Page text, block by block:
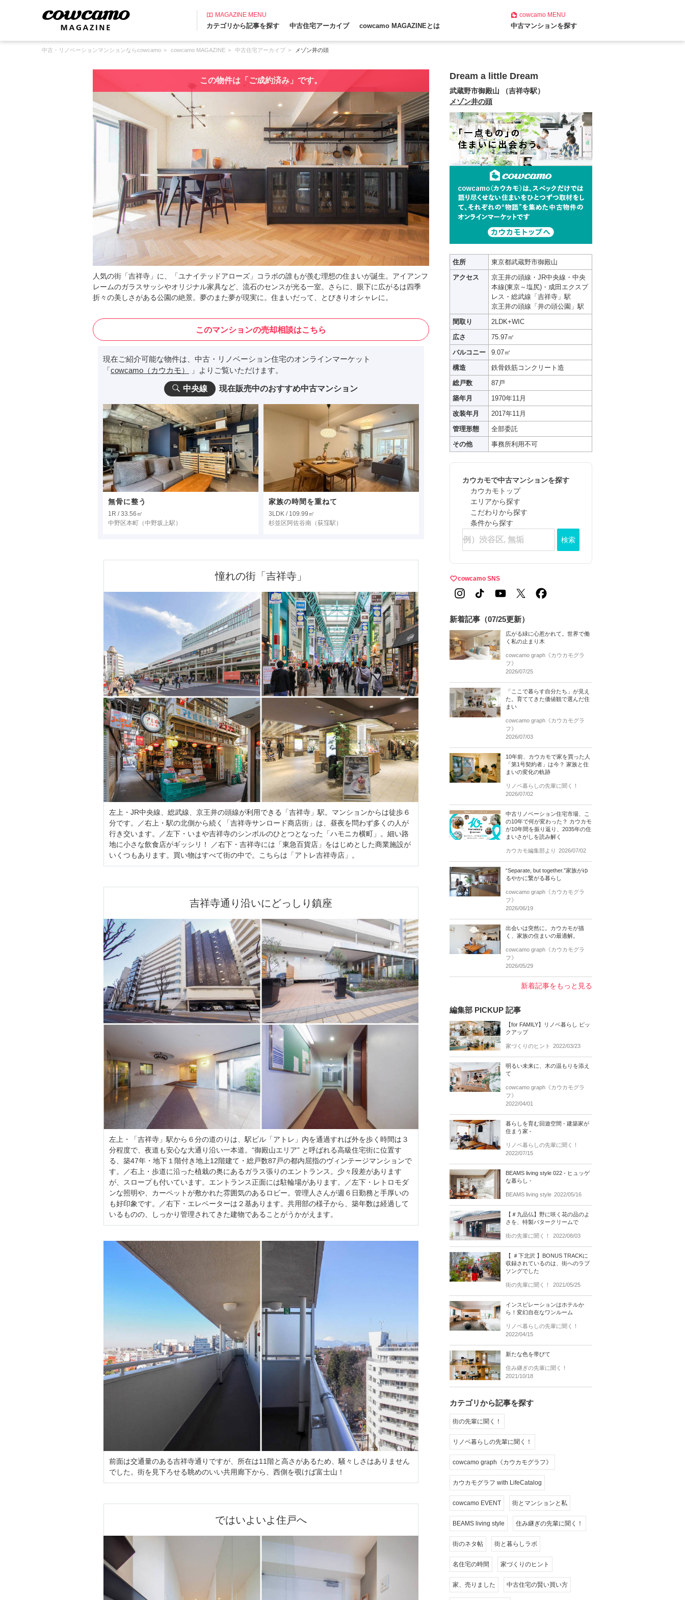
MAGAZINE MENU
カテゴリから記事を探す 中古住宅アーカイブ cowcamo MAGAZINEとは
cowcamoMENU
中古マンションを探す
中古・リノベーションマンションならcowcamo cowcamo MAGAZINE 中古住宅アーカイブ メゾン井の頭
この物件は「ご成約済み」です。
人気の街「吉祥寺」に、「ユナイテッドアローズ」コラボの誰もが羨む理想の住まいが誕生。アイアンフ
レームのガラスサッシやオリジナル家具など、流石のセンスが光る一室。さらに、眼下に広がるは四季
折々の美しさがある公園の絶景。夢のまた夢が現実に。住まいだって、とびきりオシャレに。
このマンションの売却相談はこちら
現在ご紹介可能な物件は、中古・リノベーション住宅のオンラインマーケット
「cowcamo（カウカモ） 」よりご覧いただけます。
中央線 現在販売中のおすすめ中古マンション
無骨に整う
1R / 33.56㎡
中野区本町 （中野坂上駅）
家族の時間を重ねて
3LDK / 109.99㎡
杉並区阿佐谷南 （荻窪駅）
憧れの街「吉祥寺」
左上・JR中央線、総武線、京王井の頭線が利用できる「吉祥寺」駅。マンションからは徒歩６
分です。／右上・駅の北側から続く「吉祥寺サンロード商店街」は、昼夜を問わず多くの人が
行き交います。／左下・いまや吉祥寺のシンボルのひとつとなった「ハモニカ横町」。細い路
地に小さな飲食店がギッシリ！ ／右下・吉祥寺には「東急百貨店」をはじめとした商業施設が
いくつもあります。買い物はすべて街の中で。こちらは「アトレ吉祥寺店」。
吉祥寺通り沿いにどっしり鎮座
左上・「吉祥寺」駅から６分の道のりは、駅ビル「アトレ」内を通過すれば外を歩く時間は３
分程度で、夜道も安心な大通り沿い一本道。“御殿山エリア” と呼ばれる高級住宅街に位置す
る、築47年・地下１階付き地上12階建て・総戸数87戸の都内屈指のヴィンテージマンションで
す。／右上・歩道に沿った植栽の奥にあるガラス張りのエントランス。少々段差があります
が、スロープも付いています。エントランス正面には駐輪場があります。／左下・レトロモダ
ンな照明や、カーペットが敷かれた雰囲気のあるロビー。管理人さんが週６日勤務と手厚いの
も好印象です。／右下・エレベーターは２基あります。共用部の様子から、築年数は経過して
いるものの、しっかり管理されてきた建物であることがうかがえます。
前面は交通量のある吉祥寺通りですが、所在は11階と高さがあるため、騒々しさはありません
でした。街を見下ろせる眺めのいい共用廊下から、西側を覗けば富士山！
ではいよいよ住戸へ
Dream a little Dream
武蔵野市御殿山 （吉祥寺駅）
メゾン井の頭
住所
東京都武蔵野市御殿山
アクセス
京王井の頭線・JR中央線・中央
本線(東京～塩尻)・成田エクスプ
レス・総武線「吉祥寺」駅
京王井の頭線「井の頭公園」駅
間取り
2LDK+WIC
広さ
75.97㎡
バルコニー
9.07㎡
構造
鉄骨鉄筋コンクリート造
総戸数
87戸
築年月
1970年11月
改装年月
2017年11月
管理形態
全部委託
その他
事務所利用不可
カウカモで中古マンションを探す
カウカモトップ
エリアから探す
こだわりから探す
条件から探す
検索
cowcamo SNS
新着記事（07/25更新）
広がる緑に心惹かれて。世界で働
く私の止まり木
cowcamo graph《カウカモグラ
フ》
2026/07/25
「ここで暮らす自分たち」が見え
た。育ててきた価値観で選んだ住
まい
cowcamo graph《カウカモグラ
フ》
2026/07/03
10年前、カウカモで家を買った人
「第1号契約者」は今？ 家族と住
まいの変化の軌跡
リノベ暮らしの先輩に聞く！
2026/07/02
中古リノベーション住宅市場、こ
の10年で何が変わった？ カウカモ
が10年間を振り返り、2035年の住
まいさがしを読み解く
カウカモ編集部より 2026/07/02
“Separate, but together.”家族がゆ
るやかに繋がる暮らし
cowcamo graph《カウカモグラ
フ》
2026/06/19
出会いは突然に。カウカモが描
く、家族の住まいの最適解。
cowcamo graph《カウカモグラ
フ》
2026/05/29
新着記事をもっと見る
編集部 PICKUP 記事
【for FAMILY】リノベ暮らし ピッ
クアップ
家づくりのヒント 2022/03/23
明るい未来に、木の温もりを添え
て
cowcamo graph《カウカモグラ
フ》
2022/04/01
暮らしを育む回遊空間 - 建築家が
住まう家 -
リノベ暮らしの先輩に聞く！
2022/07/15
BEAMS living style 022 - ヒュッゲ
な暮らし -
BEAMS living style 2022/05/16
【＃九品仏】野に咲く花の品のよ
さを、特製バタークリームで
街の先輩に聞く！ 2022/08/03
【 ＃下北沢 】BONUS TRACKに
収録されているのは、街へのラブ
ソングでした
街の先輩に聞く！ 2021/05/25
インスピレーションはホテルか
ら！変幻自在なワンルーム
リノベ暮らしの先輩に聞く！
2022/04/15
新たな色を帯びて
住み継ぎの先輩に聞く！
2021/10/18
カテゴリから記事を探す
街の先輩に聞く！
リノベ暮らしの先輩に聞く！
cowcamo graph《カウカモグラフ》
カウカモグラフ with LifeCatalog
cowcamo EVENT 街とマンションと私
BEAMS living style 住み継ぎの先輩に聞く！
街のネタ帖 街と暮らしラボ
名住宅の時間 家づくりのヒント
家、売りました 中古住宅の賢い買い方